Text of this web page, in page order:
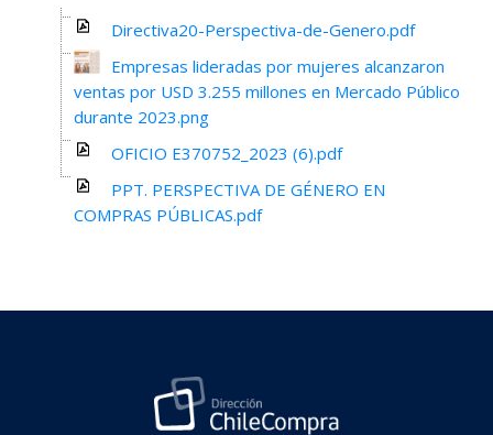
Directiva20-Perspectiva-de-Genero.pdf
Empresas lideradas por mujeres alcanzaron
ventas por USD 3.255 millones en Mercado Público
durante 2023.png
OFICIO E370752_2023 (6).pdf
PPT. PERSPECTIVA DE GÉNERO EN
COMPRAS PÚBLICAS.pdf